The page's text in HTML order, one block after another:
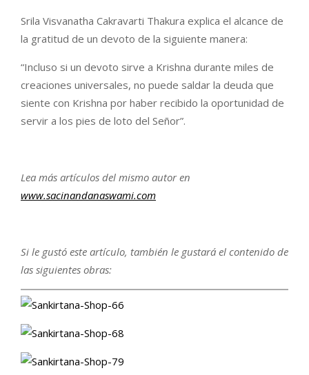
Srila Visvanatha Cakravarti Thakura explica el alcance de
la gratitud de un devoto de la siguiente manera:
“Incluso si un devoto sirve a Krishna durante miles de
creaciones universales, no puede saldar la deuda que
siente con Krishna por haber recibido la oportunidad de
servir a los pies de loto del Señor”.
Lea más artículos del mismo autor en
www.sacinandanaswami.com
Si le gustó este artículo, también le gustará el contenido de
las siguientes obras: